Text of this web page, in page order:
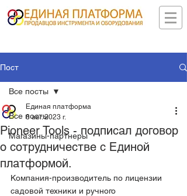
Пост
Все посты
Магазины-партнеры
Все посты
Pioneer Tools - подписал договор
о сотрудничестве с Единой
платформой.
Единая платформа
8 авг. 2023 г.
Компания-производитель по лицензии
садовой техники и ручного